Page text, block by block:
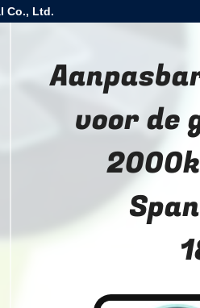
Co., Ltd.
voor de